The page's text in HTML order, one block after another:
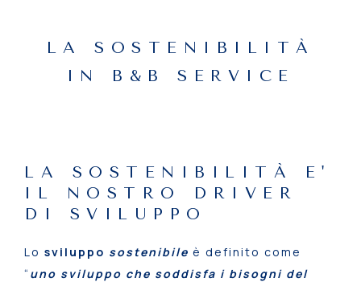
LA SOSTENIBILITÀ
IN B&B SERVICE
LA SOSTENIBILITÀ E'
IL NOSTRO DRIVER
DI SVILUPPO
Lo sviluppo sostenibile è definito come
“ uno sviluppo che soddisfa i bisogni del